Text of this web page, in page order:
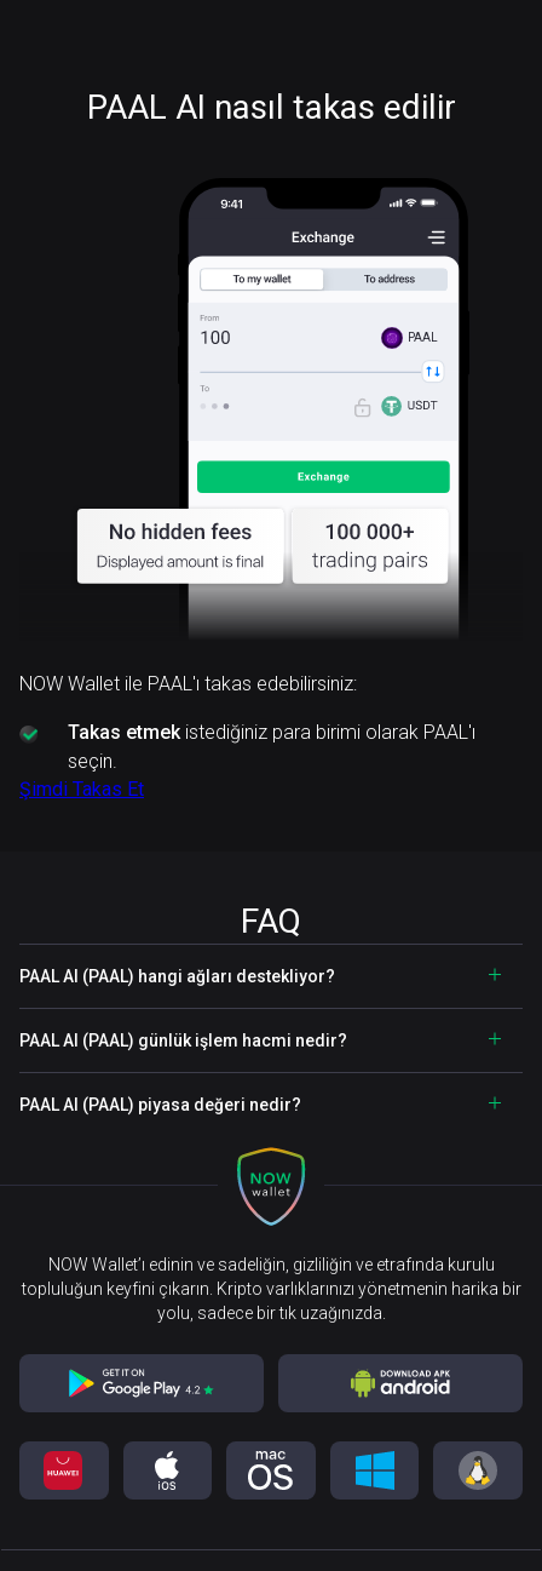
PAAL AI nasıl takas edilir
PAAL
NOW Wallet ile PAAL'ı takas edebilirsiniz:
Takas etmekistediğiniz para birimi olarak PAAL'ı
seçin.
Şimdi Takas Et
FAQ
PAAL AI (PAAL) hangi ağları destekliyor?
PAAL AI (PAAL) günlük işlem hacmi nedir?
PAAL AI (PAAL) piyasa değeri nedir?
NOW Wallet’ı edinin ve sadeliğin, gizliliğin ve etrafında kurulu
topluluğun keyfini çıkarın. Kripto varlıklarınızı yönetmenin harika bir
yolu, sadece bir tık uzağınızda.